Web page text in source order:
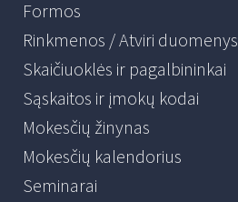
Formos
Rinkmenos / Atviri duomenys
Skaičiuoklės ir pagalbininkai
Sąskaitos ir įmokų kodai
Mokesčių žinynas
Mokesčių kalendorius
Seminarai